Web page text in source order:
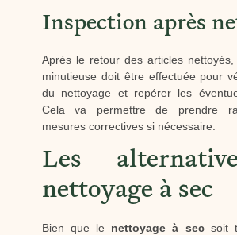
Inspection après
Après le retour des articles nettoyés,
minutieuse doit être effectuée pour
du nettoyage et repérer les
Cela va permettre de prendre
mesures correctives si nécessaire.
Les
nettoyage à sec
Bien que le nettoyage à secsoit